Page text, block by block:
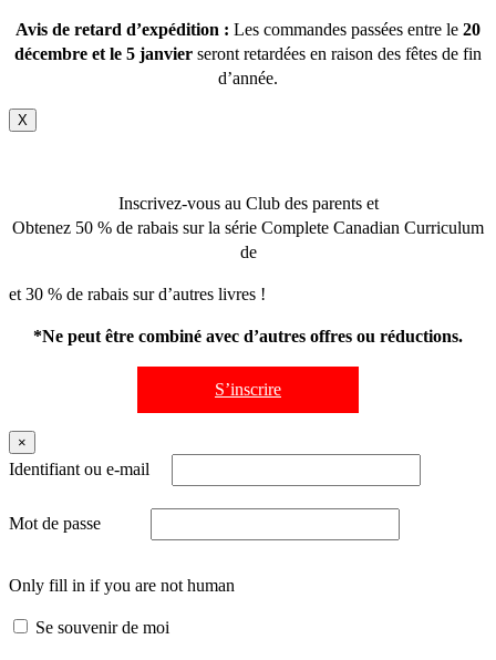
Avis de retard d’expédition : Les commandes passées entre le 20
décembre et le 5 janvier seront retardées en raison des fêtes de fin
d’année.
X
Inscrivez-vous au Club des parents et
Obtenez 50 % de rabais sur la série Complete Canadian Curriculum
de
et 30 % de rabais sur d’autres livres !
*Ne peut être combiné avec d’autres offres ou réductions.
S’inscrire
×
Identifiant ou e-mail
Mot de passe
Only fill in if you are not human
Se souvenir de moi